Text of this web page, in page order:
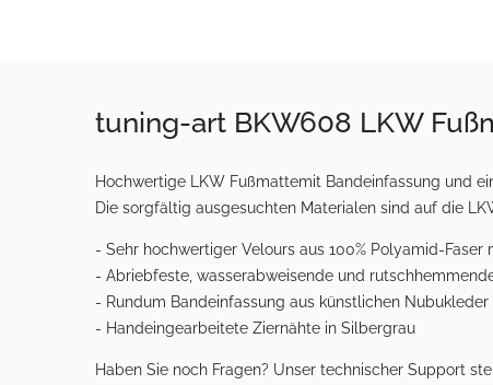
tuning-art BKW608 LKW
Hochwertige LKW Fußmattemit Bandeinfassung und
Die sorgfältig ausgesuchten Materialen sind auf die
- Sehr hochwertiger Velours aus 100% Polyamid-
- Abriebfeste, wasserabweisende und
- Rundum Bandeinfassung aus künstlichen Nubukleder
- Handeingearbeitete Ziernähte in Silbergrau
Haben Sie noch Fragen? Unser technischer Support